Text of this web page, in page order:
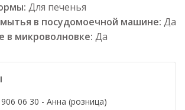
Для печенья
в посудомоечной машине: Да
в микроволновке: Да
06 30 - Анна (розница)